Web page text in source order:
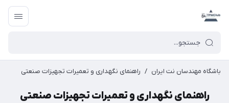
باشگاه مهندسان نت ایران / راهنمای نگهداری و تعمیرات تجهیزات صنعتی
راهنمای نگهداری و تعمیرات تجهیزات صنعتی